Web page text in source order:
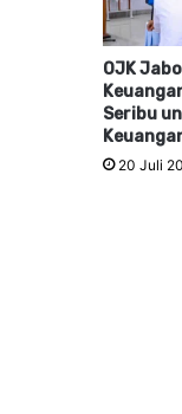
OJK
Seribu
20 Juli